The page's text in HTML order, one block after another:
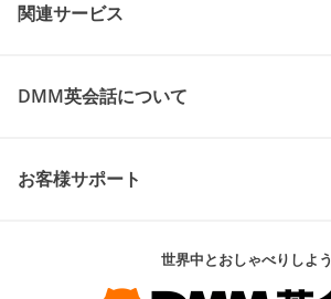
関連サービス
DMM英会話について
お客様サポート
世界中とおしゃべりしよう